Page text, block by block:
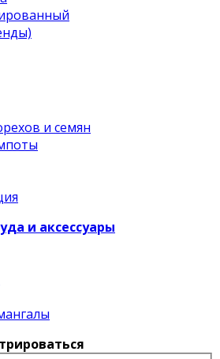
и семян
и аксессуары